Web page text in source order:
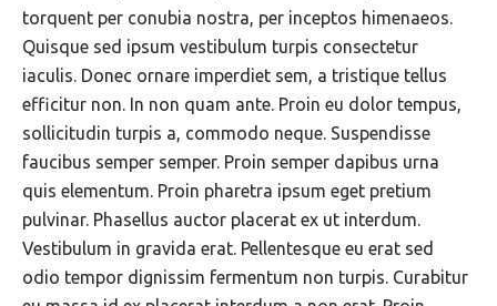
torquent per conubia nostra, per inceptos himenaeos.
Quisque sed ipsum vestibulum turpis consectetur
iaculis. Donec ornare imperdiet sem, a tristique tellus
efficitur non. In non quam ante. Proin eu dolor tempus,
sollicitudin turpis a, commodo neque. Suspendisse
faucibus semper semper. Proin semper dapibus urna
quis elementum. Proin pharetra ipsum eget pretium
pulvinar. Phasellus auctor placerat ex ut interdum.
Vestibulum in gravida erat. Pellentesque eu erat sed
odio tempor dignissim fermentum non turpis. Curabitur